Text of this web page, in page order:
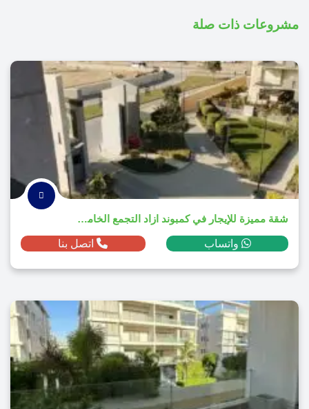
مشروعات ذات صلة
شقة مميزة للإيجار في كمبوند ازاد التجمع الخامس 2025
واتساب اتصل بنا